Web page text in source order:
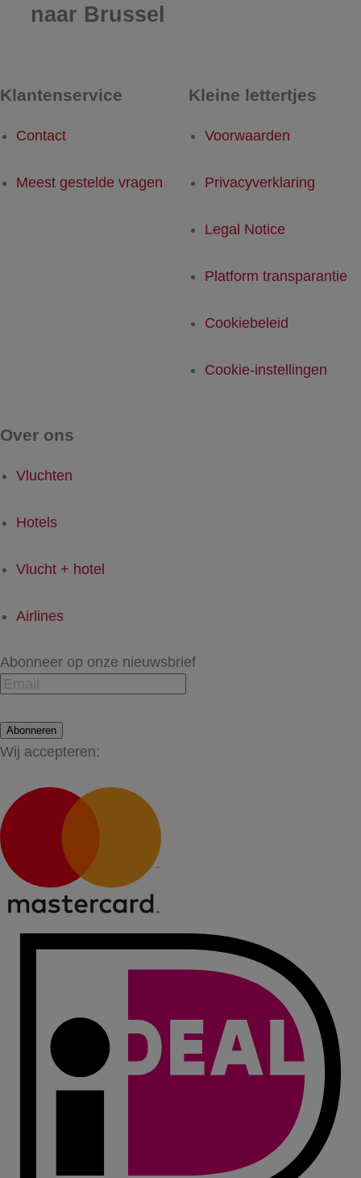
naar Brussel
Klantenservice
Contact
Meest gestelde vragen
Kleine lettertjes
Voorwaarden
Privacyverklaring
Legal Notice
Platform transparantie
Cookiebeleid
Cookie-instellingen
Over ons
Vluchten
Hotels
Vlucht + hotel
Airlines
Abonneer op onze nieuwsbrief
Abonneren
Wij accepteren: